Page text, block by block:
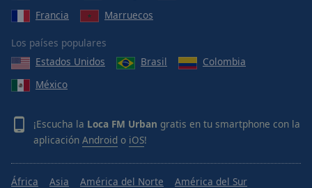
Francia
Marruecos
Los países populares
Estados Unidos
Brasil
Colombia
México
¡Escucha la Loca FM Urban gratis en tu smartphone con la
aplicación Android o iOS!
África Asia América del Norte
América del Sur